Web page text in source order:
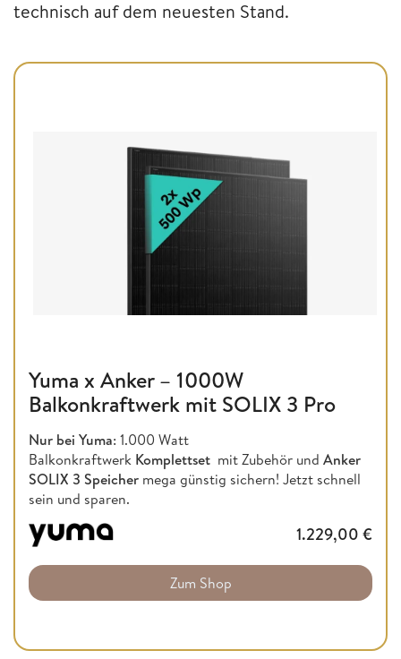
technisch auf dem neuesten Stand.
Yuma x Anker – 1000W
Balkonkraftwerk mit SOLIX 3 Pro
Nur bei Yuma: 1.000 Watt
Balkonkraftwerk Komplettset mit Zubehör und Anker
SOLIX 3 Speicher mega günstig sichern! Jetzt schnell
sein und sparen.
1.229,00 €
Zum Shop